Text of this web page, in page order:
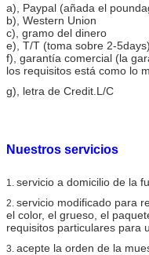
a) , Paypal (añada el
b), Western Union
c), gramo del dinero
e), T/T (toma sobre 2-5days)
f), garantía comercial (la
los requisitos está como lo
g), letra de Credit.L/C
Nuestros servicios
1. servicio a domicilio de la
2. servicio modificado para
el color, el grueso, el
requisitos particulares para
3. acepte la orden de la